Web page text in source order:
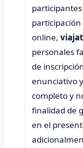
online,
personales
de
enunciativo
completo y
finalidad de
en el